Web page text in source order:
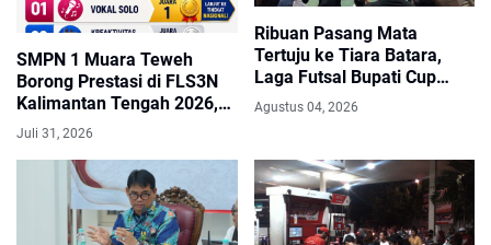
SMPN 1 Muara Teweh
Borong Prestasi di FLS3N
Kalimantan Tengah 2026,
Jennica Olyvia Melaju ke
Final Nasional
Juli 31, 2026
Ribuan Pasang Mata
Tertuju ke Tiara Batara,
Laga Futsal Bupati Cup
Disambut Antusias Warga
Agustus 04, 2026